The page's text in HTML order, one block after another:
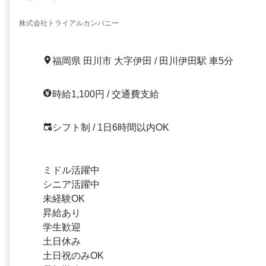
株式会社トライアルカンパニー
福岡県 田川市 大字伊田 / 田川伊田駅 車5分
時給1,100円 / 交通費支給
シフト制 / 1日6時間以内OK
ミドル活躍中
シニア活躍中
未経験OK
昇給あり
学生歓迎
土日休み
土日祝のみOK